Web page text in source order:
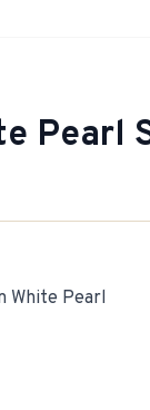
Pearl
White Pearl